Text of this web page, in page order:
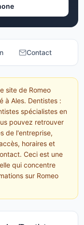
Contact
site de Romeo
à Ales. Dentistes :
spécialistes en
pouvez retrouver
de l'entreprise,
horaires et
Ceci est une
qui concentre
sur Romeo